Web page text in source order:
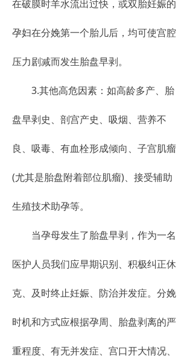
在破膜时羊水流出过快，或双胎妊娠的
孕妇在分娩第一个胎儿后，均可使宫腔
压力剧减而发生胎盘早剥。
3.其他高危因素：如高龄多产、胎
盘早剥史、剖宫产史、吸烟、营养不
良、吸毒、有血栓形成倾向、子宫肌瘤
(尤其是胎盘附着部位肌瘤)、接受辅助
生殖技术助孕等。
当孕母发生了胎盘早剥，作为一名
医护人员我们应早期识别、积极纠正休
克、及时终止妊娠、防治并发症。分娩
时机和方式应根据孕周、胎盘剥离的严
重程度、有无并发症、宫口开大情况、